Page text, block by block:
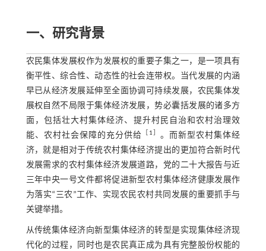
一、研究背景
农民集体发展权作为发展权的重要子集之一，是一项具有
衡平性、综合性、动态性的社会连带权。当代发展的内涵
早已从经济发展延伸至全面协调可持续发展，农民集体发
展权自然不局限于集体经济发展，势必囊括发展的诸多方
面，包括壮大村集体经济、提升村民自治和农村治理效
能、农村社会保障的充分供给
1
。而新型农村集体经
济，就是相对于传统农村集体经济提出的更加符合新时代
发展需求的农村集体经济发展道路，党的二十大报告与近
三年中央一号文件都将促进新型农村集体经济健康发展作
为落实“三农”工作、实现农民农村共同发展的重要抓手与
关键举措。
从传统集体经济向新型集体经济的转型是实现集体经济现
代化的过程，同时也是农民真正成为具有完整股份权能的